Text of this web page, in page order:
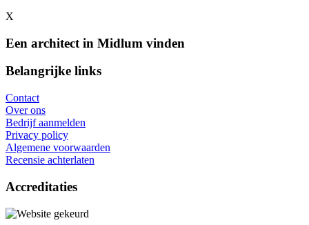
X
Een architect in Midlum vinden
Belangrijke links
Contact
Over ons
Bedrijf aanmelden
Privacy policy
Algemene voorwaarden
Recensie achterlaten
Accreditaties